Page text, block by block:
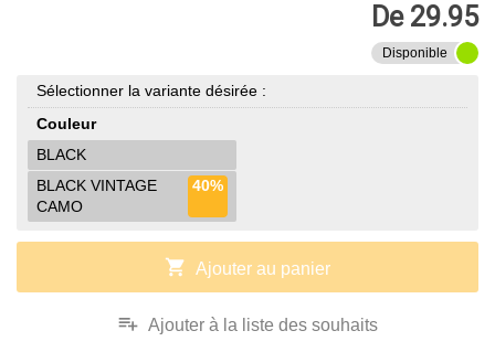
De 29.95
Disponible
Sélectionner la variante désirée :
Couleur
BLACK
BLACK VINTAGE
CAMO
40%
shopping_cart Ajouter au panier
playlist_add Ajouter à la liste des souhaits